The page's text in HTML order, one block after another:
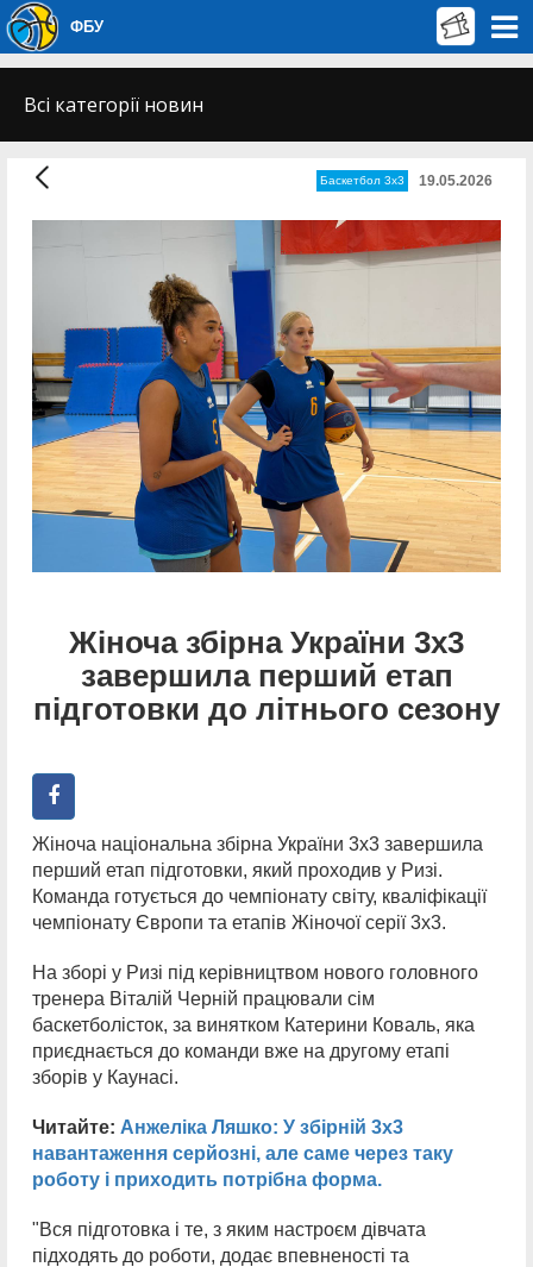
ФБУ
Всі категорії новин
Баскетбол 3х3 19.05.2026
Жіноча збірна України 3х3
завершила перший етап
підготовки до літнього сезону
Жіноча національна збірна України 3х3 завершила
перший етап підготовки, який проходив у Ризі.
Команда готується до чемпіонату світу, кваліфікації
чемпіонату Європи та етапів Жіночої серії 3х3.
На зборі у Ризі під керівництвом нового головного
тренера Віталій Черній працювали сім
баскетболісток, за винятком Катерини Коваль, яка
приєднається до команди вже на другому етапі
зборів у Каунасі.
Читайте: Анжеліка Ляшко: У збірній 3х3
навантаження серйозні, але саме через таку
роботу і приходить потрібна форма.
"Вся підготовка і те, з яким настроєм дівчата
підходять до роботи, додає впевненості та